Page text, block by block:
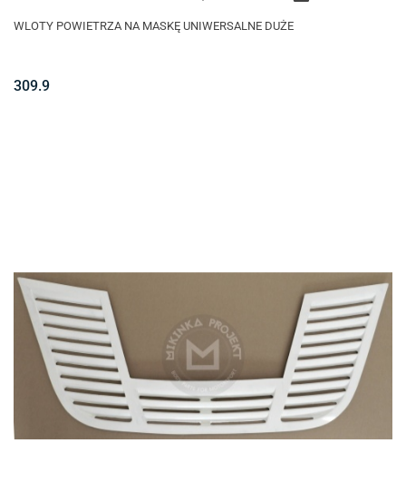
WLOTY POWIETRZA NA MASKĘ UNIWERSALNE DUŻE
309.9